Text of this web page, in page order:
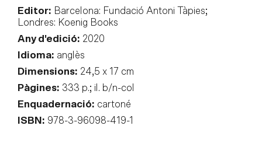
Editor: Barcelona: Fundació Antoni Tàpies;
Londres: Koenig Books
Any d'edició: 2020
Idioma: anglès
Dimensions: 24,5 x 17 cm
Pàgines: 333 p.; il. b/n-col
Enquadernació: cartoné
ISBN: 978-3-96098-419-1